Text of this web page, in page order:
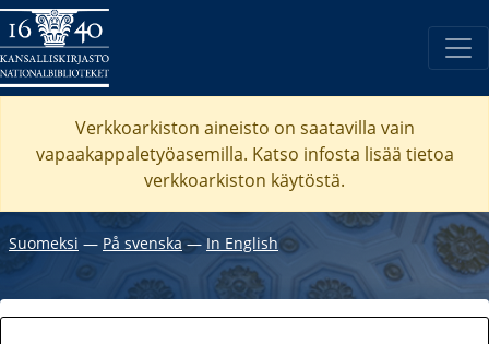
Verkkoarkiston aineisto on saatavilla vain
vapaakappaletyöasemilla. Katso infosta lisää tietoa
verkkoarkiston käytöstä.
Suomeksi ― På svenska― In English